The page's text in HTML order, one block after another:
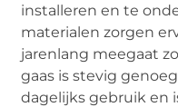
installeren en te
materialen zorgen
jarenlang meegaat
gaas is stevig
dagelijks gebruik en